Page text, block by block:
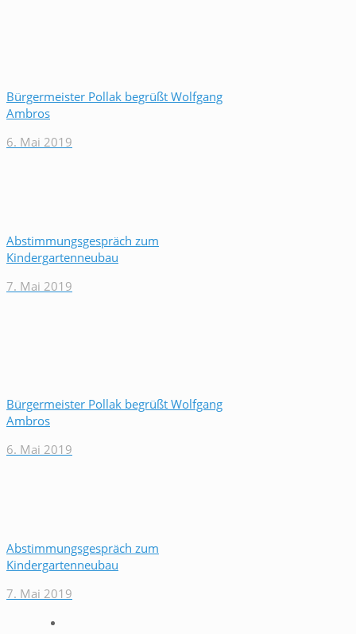
Bürgermeister Pollak begrüßt Wolfgang
Ambros
6. Mai 2019
Abstimmungsgespräch zum
Kindergartenneubau
7. Mai 2019
Bürgermeister Pollak begrüßt Wolfgang
Ambros
6. Mai 2019
Abstimmungsgespräch zum
Kindergartenneubau
7. Mai 2019